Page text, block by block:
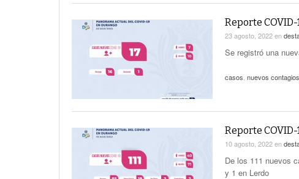
Reporte
23 agosto, 2022en
Se registró una
casos nuevos contagios
Reporte
10 agosto, 2022en
De los 111 nuevos
y 1 en Lerdo